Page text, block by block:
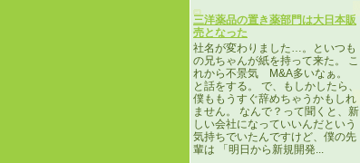
三洋薬品の置き薬部門は大日本販
売となった
社名が変わりました…。といつも
の兄ちゃんが紙を持って来た。 こ
れから不景気 M&A多いなぁ。
と話をする。 で、もしかしたら、
僕ももうすぐ辞めちゃうかもしれ
ません。 なんで？って聞くと、新
しい会社になっていいんだという
気持ちでいたんですけど、僕の先
輩は 「明日から新規開発...